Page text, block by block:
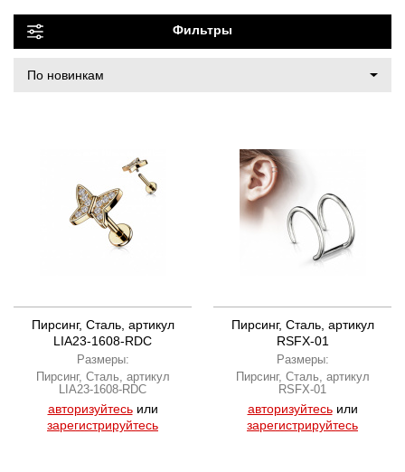
Фильтры
Пирсинг, Сталь, артикул
LIA23-1608-RDC
Размеры:
Пирсинг, Сталь, артикул
LIA23-1608-RDC
авторизуйтесьили
зарегистрируйтесь
Пирсинг, Сталь, артикул
RSFX-01
Размеры:
Пирсинг, Сталь, артикул
RSFX-01
авторизуйтесьили
зарегистрируйтесь